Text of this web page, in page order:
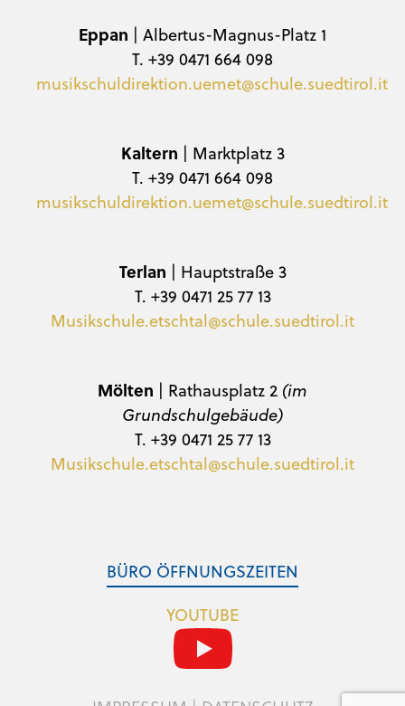
Eppan | Albertus-Magnus-Platz 1
T. +39 0471 664 098
musikschuldirektion.uemet@schule.suedtirol.it
Kaltern | Marktplatz 3
T. +39 0471 664 098
musikschuldirektion.uemet@schule.suedtirol.it
Terlan | Hauptstraße 3
T. +39 0471 25 77 13
Musikschule.etschtal@schule.suedtirol.it
Mölten | Rathausplatz 2 (im
Grundschulgebäude)
T. +39 0471 25 77 13
Musikschule.etschtal@schule.suedtirol.it
BÜRO ÖFFNUNGSZEITEN
YOUTUBE